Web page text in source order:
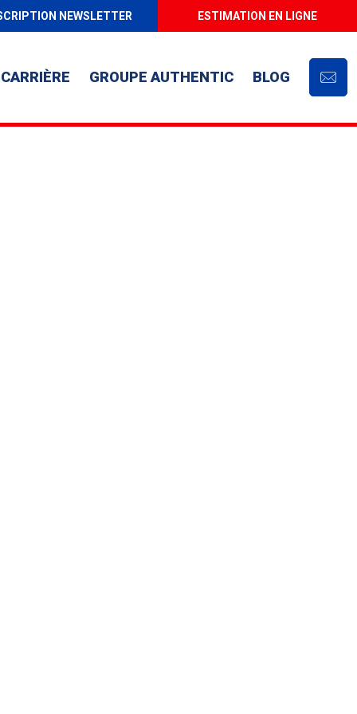
NEWSLETTER ESTIMATION EN LIGNE
CARRIÈRE GROUPE AUTHENTIC BLOG